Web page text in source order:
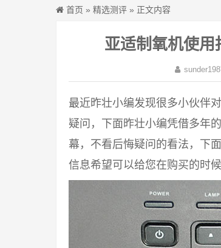
首页 » 精选测评 » 正文内容
亚适制氧机使
最近昨壮小编发现很多小伙伴
疑问，下面昨壮小编凭借多年
幕，不看后悔疑问的看法，下
信息希望可以给您在购买的时